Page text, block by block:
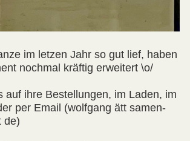
im letzen Jahr so gut lief, haben
nochmal kräftig erweitert \o/
auf ihre Bestellungen, im Laden, im
per Email (wolfgang ätt samen-
de)